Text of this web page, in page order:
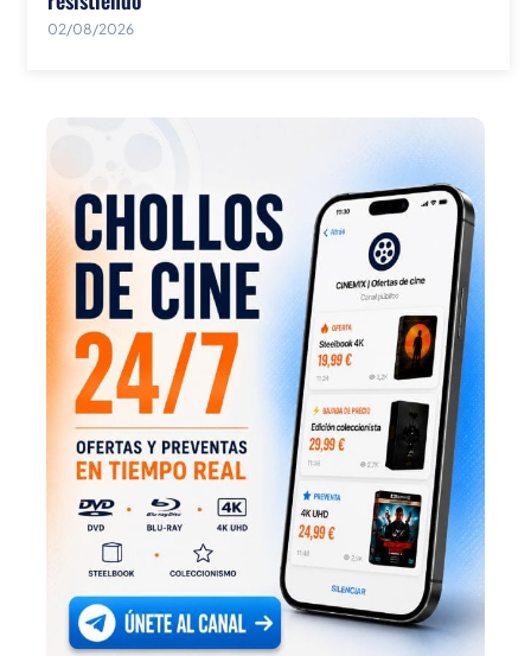
02/08/2026